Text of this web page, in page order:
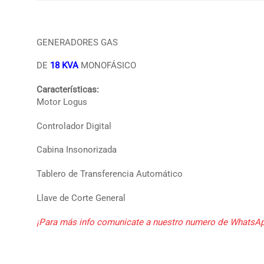
GENERADORES GAS
DE 18 KVAMONOFÁSICO
Características:
Motor Logus
Controlador Digital
Cabina Insonorizada
Tablero de Transferencia Automático
Llave de Corte General
¡Para más info comunicate a nuestro numero de